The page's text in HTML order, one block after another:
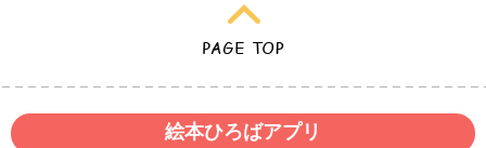
絵本ひろばアプリ